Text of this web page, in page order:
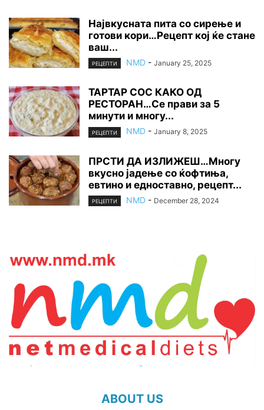
Највкусната пита со сирење и
готови кори…Рецепт кој ќе стане
ваш...
РЕЦЕПТИ NMD - January 25, 2025
ТАРТАР СОС КАКО ОД
РЕСТОРАН…Се прави за 5
минути и многу...
РЕЦЕПТИ NMD - January 8, 2025
ПРСТИ ДА ИЗЛИЖЕШ…Многу
вкусно јадење со ќофтиња,
евтино и едноставно, рецепт...
РЕЦЕПТИ NMD - December 28, 2024
ABOUT US